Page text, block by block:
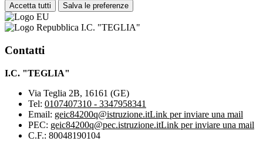
Accetta tutti Salva le preferenze
I.C. "TEGLIA"
Contatti
I.C. "TEGLIA"
Via Teglia 2B, 16161 (GE)
Tel: 0107407310 - 3347958341
Email: geic84200q@istruzione.itLink per inviare una mail
PEC: geic84200q@pec.istruzione.itLink per inviare una mail
C.F.: 80048190104